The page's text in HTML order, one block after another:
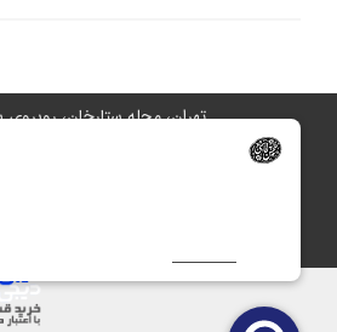
تهران، محله ستارخان، روبروی